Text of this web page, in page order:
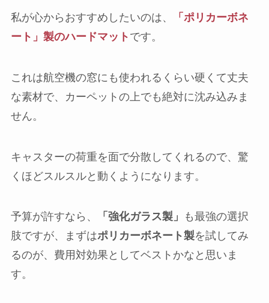
私が心からおすすめしたいのは、
「ポリカーボネ
ート」製のハードマット です。
これは航空機の窓にも使われるくらい硬くて丈夫
な素材で、カーペットの上でも絶対に沈み込みま
せん。
キャスターの荷重を面で分散してくれるので、驚
くほどスルスルと動くようになります。
予算が許すなら、 「強化ガラス製」
も最強の選択
肢ですが、まずはポリカーボネート製を試してみ
るのが、費用対効果としてベストかなと思いま
す。